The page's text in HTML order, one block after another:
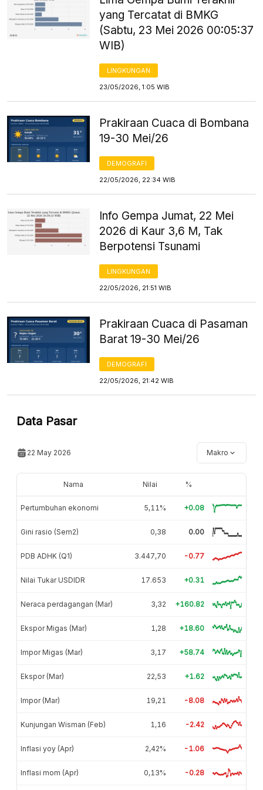
yang Tercatat di BMKG
(Sabtu, 23 Mei 2026 00:05:37
WIB)
LINGKUNGAN
23/05/2026, 1:05 WIB
Prakiraan Cuaca di Bombana
19-30 Mei/26
DEMOGRAFI
22/05/2026, 22:34 WIB
Info Gempa Jumat, 22 Mei
2026 di Kaur 3,6 M, Tak
Berpotensi Tsunami
LINGKUNGAN
22/05/2026, 21:51 WIB
Prakiraan Cuaca di Pasaman
Barat 19-30 Mei/26
DEMOGRAFI
22/05/2026, 21:42 WIB
Data Pasar
22 May 2026 Makro
Nama Nilai %
Pertumbuhan ekonomi 5,11% +0.08
Gini rasio (Sem2) 0,38 0.00
PDB ADHK (Q1) 3.447,70 -0.77
Nilai Tukar USDIDR 17.653 +0.31
Neraca perdagangan (Mar) 3,32 +160.82
Ekspor Migas (Mar) 1,28 +18.60
Impor Migas (Mar) 3,17 +58.74
Ekspor (Mar) 22,53 +1.62
Impor (Mar) 19,21 -8.08
Kunjungan Wisman (Feb) 1,16 -2.42
Inflasi yoy (Apr) 2,42% -1.06
Inflasi mom (Apr) 0,13% -0.28